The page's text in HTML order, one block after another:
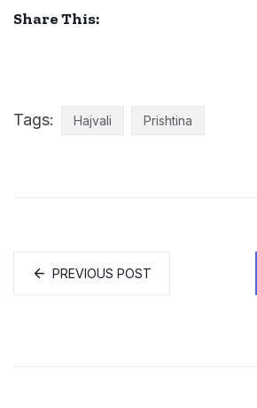
Share This:
Tags: Hajvali Prishtina
PREVIOUS POST